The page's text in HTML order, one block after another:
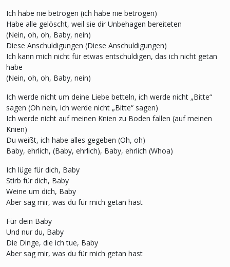
Ich habe nie betrogen (ich habe nie betrogen)
Habe alle gelöscht, weil sie dir Unbehagen bereiteten
(Nein, oh, oh, Baby, nein)
Diese Anschuldigungen (Diese Anschuldigungen)
Ich kann mich nicht für etwas entschuldigen, das ich nicht getan
habe
(Nein, oh, oh, Baby, nein)
Ich werde nicht um deine Liebe betteln, ich werde nicht „Bitte“
sagen (Oh nein, ich werde nicht „Bitte“ sagen)
Ich werde nicht auf meinen Knien zu Boden fallen (auf meinen
Knien)
Du weißt, ich habe alles gegeben (Oh, oh)
Baby, ehrlich, (Baby, ehrlich), Baby, ehrlich (Whoa)
Ich lüge für dich, Baby
Stirb für dich, Baby
Weine um dich, Baby
Aber sag mir, was du für mich getan hast
Für dein Baby
Und nur du, Baby
Die Dinge, die ich tue, Baby
Aber sag mir, was du für mich getan hast